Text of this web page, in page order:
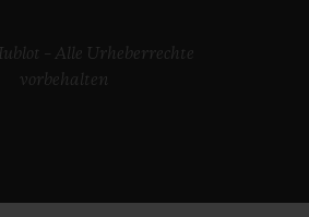
– Alle Urheberrechte
vorbehalten